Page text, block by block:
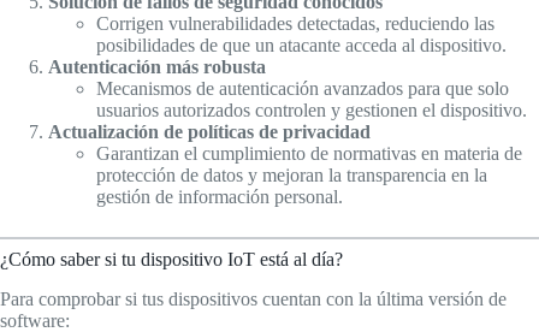
Corrigen vulnerabilidades detectadas, reduciendo las
posibilidades de que un atacante acceda al dispositivo.
Autenticación más robusta
Mecanismos de autenticación avanzados para que solo
usuarios autorizados controlen y gestionen el dispositivo.
Actualización de políticas de privacidad
Garantizan el cumplimiento de normativas en materia de
protección de datos y mejoran la transparencia en la
gestión de información personal.
¿Cómo saber si tu dispositivo IoT está al día?
Para comprobar si tus dispositivos cuentan con la última versión de
software: